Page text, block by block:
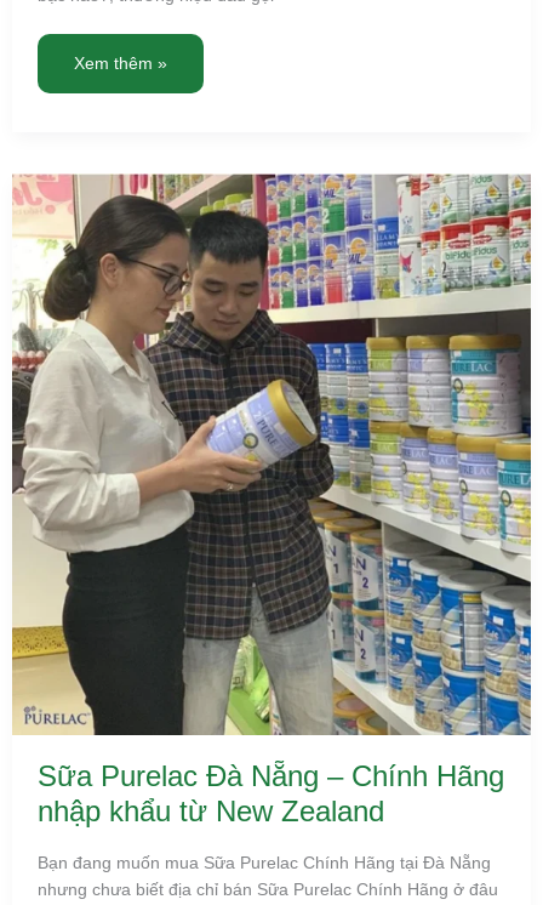
Xem thêm »
Sữa Purelac Đà Nẵng – Chính Hãng
nhập khẩu từ New Zealand
Bạn đang muốn mua Sữa Purelac Chính Hãng tại Đà Nẵng
nhưng chưa biết địa chỉ bán Sữa Purelac Chính Hãng ở đâu
Sữa
Purelac
Đà
Nẵng
–
Chính
Hãng
nhập
khẩu
từ
New
Zealand